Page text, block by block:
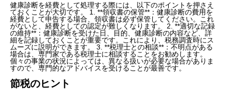
健康診断を経費として処理する際には、以下のポイントを押さえ
ておくことが大切です。 1. **領収書の保管**：健康診断の費用を
経費として申告する場合、領収書は必ず保管してください。これ
がないと、経費としての認定が難しくなります。 2. **適切な記録
の維持**：健康診断を受けた日、目的、健康診断の内容など、詳
細を記録しておくことが重要です。これにより、税務調査時にス
ムーズに説明ができます。 3. **税理士との相談**：不明点がある
場合は、専門家である税理士に相談することをお勧めします。
個々の事業の状況によっては、異なる扱いが必要な場合がありま
すので、専門的なアドバイスを受けることが最善です。
節税のヒント